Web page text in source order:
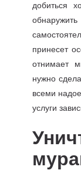
добиться
принесет
отнимает
нужно
всеми
услуги